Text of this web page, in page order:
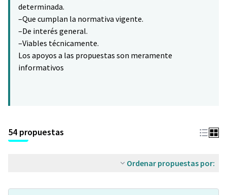
determinada.
–Que cumplan la normativa vigente.
–De interés general.
–Viables técnicamente.
Los apoyos a las propuestas son meramente
informativos
54 propuestas
Ordenar propuestas por: